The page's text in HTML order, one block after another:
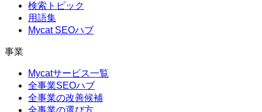
検索トピック
用語集
Mycat SEOハブ
事業
Mycatサービス一覧
全事業SEOハブ
全事業の改善候補